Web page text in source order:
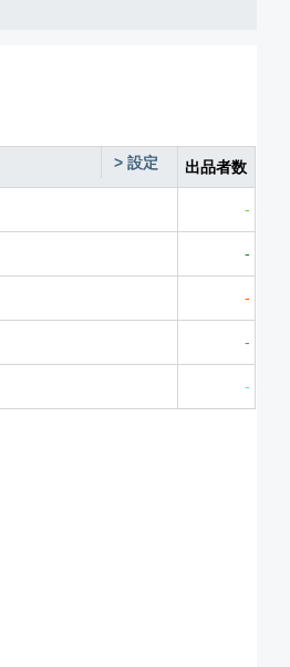
> 設定 出品者数
-
-
-
-
-